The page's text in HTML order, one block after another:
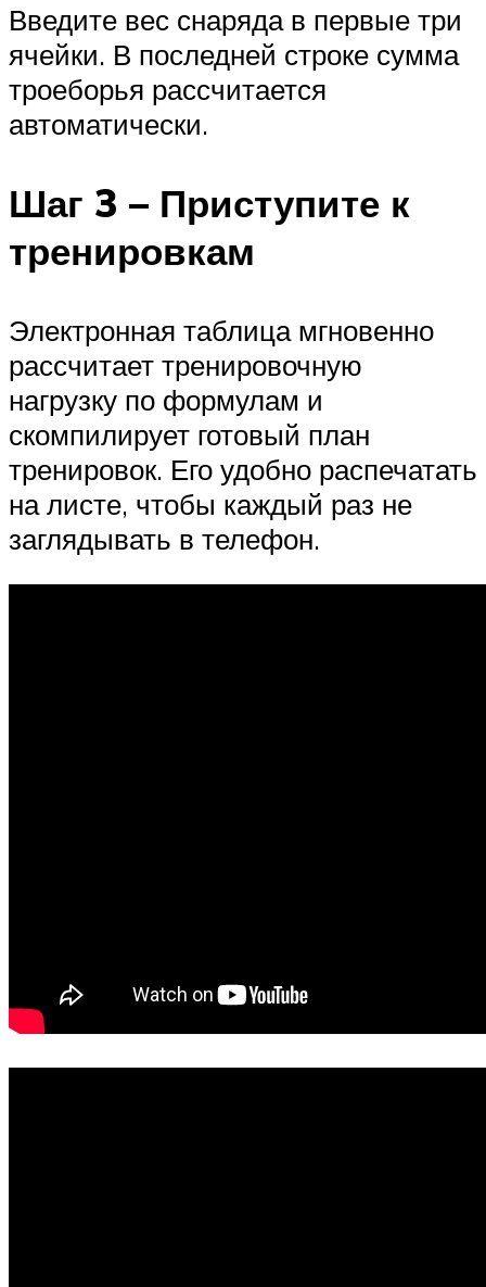
Введите вес снаряда в первые три
ячейки. В последней строке сумма
троеборья рассчитается
автоматически.
Шаг 3 – Приступите к
тренировкам
Электронная таблица мгновенно
рассчитает тренировочную
нагрузку по формулам и
скомпилирует готовый план
тренировок. Его удобно распечатать
на листе, чтобы каждый раз не
заглядывать в телефон.